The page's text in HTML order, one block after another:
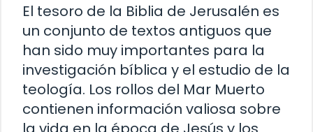
El tesoro de la Biblia de Jerusalén es
un conjunto de textos antiguos que
han sido muy importantes para la
investigación bíblica y el estudio de la
teología. Los rollos del Mar Muerto
contienen información valiosa sobre